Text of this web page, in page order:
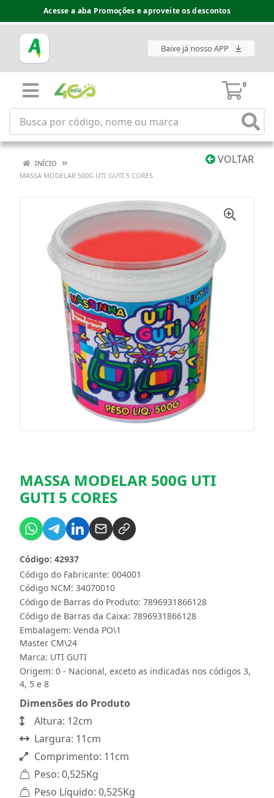
Acesse a aba Promoções e aproveite os descontos
Baixe já nosso APP
0
VOLTAR
INÍCIO
MASSA MODELAR 500G UTI GUTI 5 CORES
MASSA MODELAR 500G UTI
GUTI 5 CORES
Código do Fabricante: 004001
Código: 42937
Código NCM: 34070010
Código de Barras do Produto: 7896931866128
Código de Barras da Caixa: 7896931866128
Embalagem: Venda PO\1
Master CM\24
Marca: UTI GUTI
Origem: 0 - Nacional, exceto as indicadas nos códigos 3,
4, 5 e 8
Dimensões do Produto
Altura: 12cm
Largura: 11cm
Comprimento: 11cm
Peso: 0,525Kg
Peso Líquido: 0,525Kg